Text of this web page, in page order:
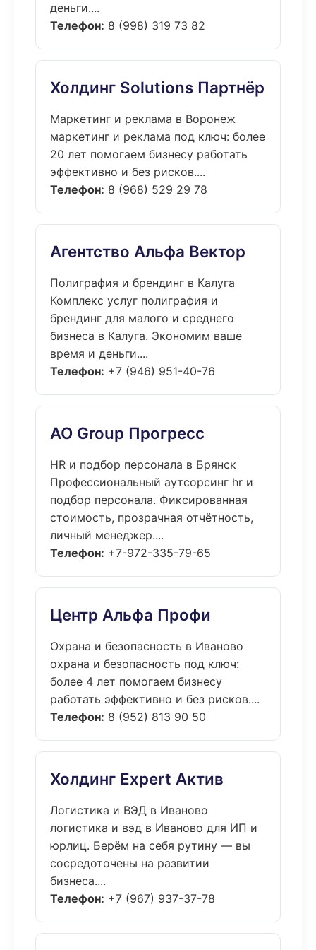
деньги....
Телефон: 8 (998) 319 73 82
Холдинг Solutions Партнёр
Маркетинг и реклама в Воронеж
маркетинг и реклама под ключ: более
20 лет помогаем бизнесу работать
эффективно и без рисков....
Телефон: 8 (968) 529 29 78
Агентство Альфа Вектор
Полиграфия и брендинг в Калуга
Комплекс услуг полиграфия и
брендинг для малого и среднего
бизнеса в Калуга. Экономим ваше
время и деньги....
Телефон: +7 (946) 951-40-76
АО Group Прогресс
HR и подбор персонала в Брянск
Профессиональный аутсорсинг hr и
подбор персонала. Фиксированная
стоимость, прозрачная отчётность,
личный менеджер....
Телефон: +7-972-335-79-65
Центр Альфа Профи
Охрана и безопасность в Иваново
охрана и безопасность под ключ:
более 4 лет помогаем бизнесу
работать эффективно и без рисков....
Телефон: 8 (952) 813 90 50
Холдинг Expert Актив
Логистика и ВЭД в Иваново
логистика и вэд в Иваново для ИП и
юрлиц. Берём на себя рутину — вы
сосредоточены на развитии
бизнеса....
Телефон: +7 (967) 937-37-78